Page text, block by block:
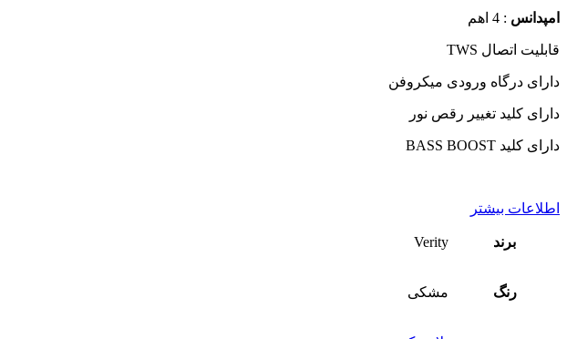
امپدانس : 4 اهم
قابلیت اتصال TWS
دارای درگاه ورودی میکروفن
دارای کلید تغییر رقص نور
دارای کلید BASS BOOST
اطلاعات بیشتر
برند Verity
رنگ مشکی